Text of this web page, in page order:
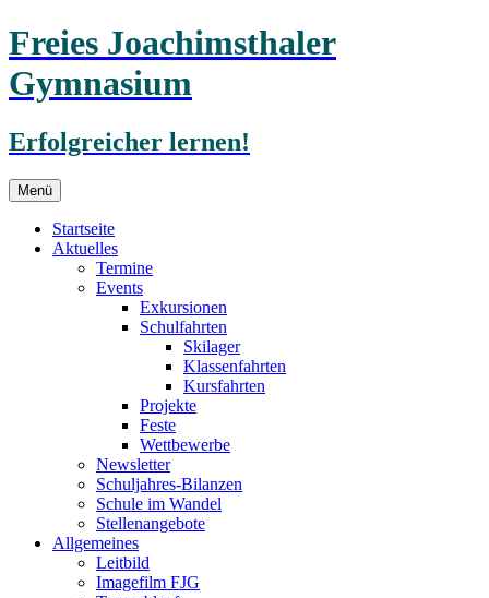
Freies Joachimsthaler
Gymnasium
Erfolgreicher lernen!
Menü Zum
Inhalt
springen
Startseite
Aktuelles
Termine
Events
Exkursionen
Schulfahrten
Skilager
Klassenfahrten
Kursfahrten
Projekte
Feste
Wettbewerbe
Newsletter
Schuljahres-Bilanzen
Schule im Wandel
Stellenangebote
Allgemeines
Leitbild
Imagefilm FJG